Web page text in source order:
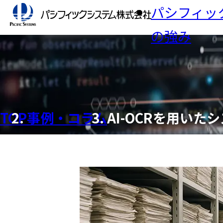
パシフィッ
の強み
ソリューション一覧
業界
製造業
生活・
検査AI
業務デ
IRアーカイブ
IRニ
IRラ
免責
社長
パシ
テムの
人事
ニュース
セミ
TOP事例・コラムAI-OCRを用いた